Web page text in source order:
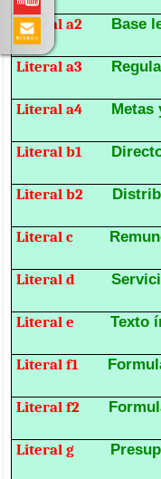
Literal a2 Base
Literal a3
Literal a4 Metas
Literal b1
Literal b2
Literal c
Literal d
Literal eTexto
Literal f1
Literal f2
Literal g